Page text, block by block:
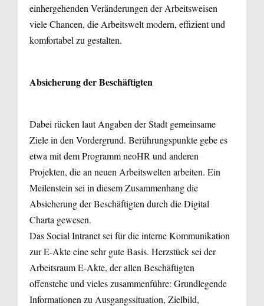
einhergehenden Veränderungen der Arbeitsweisen
viele Chancen, die Arbeitswelt modern, effizient und
komfortabel zu gestalten.
Absicherung der Beschäftigten
Dabei rücken laut Angaben der Stadt gemeinsame
Ziele in den Vordergrund. Berührungs­punkte gebe es
etwa mit dem Programm neoHR und anderen
Projekten, die an neuen Arbeitswelten arbeiten. Ein
Meilenstein sei in diesem Zusammenhang die
Absicherung der Beschäftigten durch die Digital
Charta gewesen.
Das Social Intranet sei für die interne Kommunikation
zur E-Akte eine sehr gute Basis. Herzstück sei der
Arbeitsraum E-Akte, der allen Beschäftigten
offenstehe und vieles zusammen­führe: Grundlegende
Informationen zu Ausgangssituation, Zielbild,